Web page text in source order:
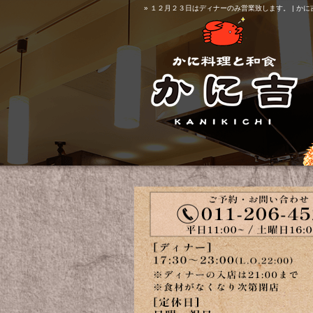
» １２月２３日はディナーのみ営業致します。 | かに